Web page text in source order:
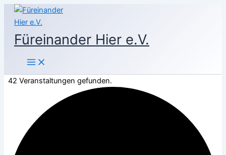
Zum
Inhalt
springen
Füreinander Hier e.V.
42 Veranstaltungen gefunden.